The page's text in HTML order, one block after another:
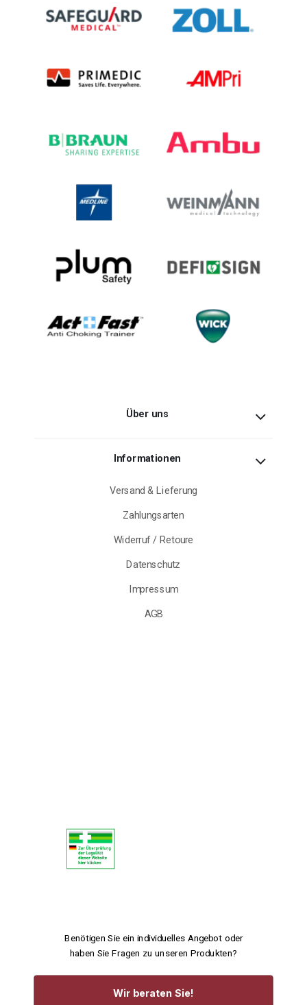
Über uns
Informationen
Versand & Lieferung
Zahlungsarten
Widerruf / Retoure
Datenschutz
Impressum
AGB
Benötigen Sie ein individuelles Angebot oder
haben Sie Fragen zu unseren Produkten?
Wir beraten Sie!